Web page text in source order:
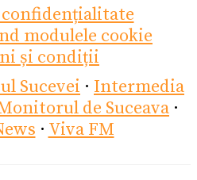
modulele cookie
și condiții
Sucevei · Intermedia
de Suceava ·
· Viva FM